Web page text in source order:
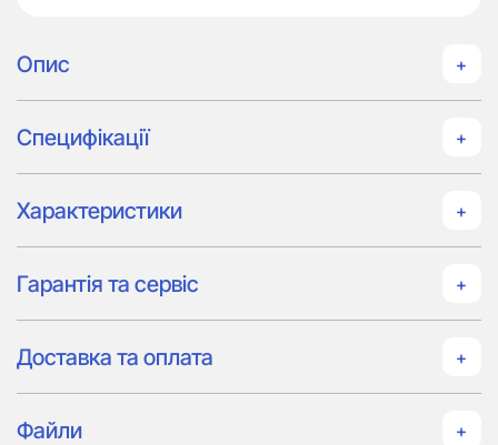
Опис
Специфікації
Характеристики
Гарантія та сервіс
Доставка та оплата
Файли